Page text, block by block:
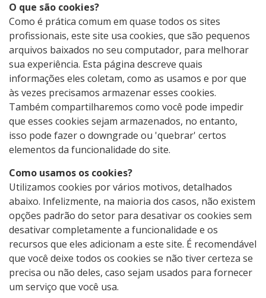
O que são cookies?
Como é prática comum em quase todos os sites
profissionais, este site usa cookies, que são pequenos
arquivos baixados no seu computador, para melhorar
sua experiência. Esta página descreve quais
informações eles coletam, como as usamos e por que
às vezes precisamos armazenar esses cookies.
Também compartilharemos como você pode impedir
que esses cookies sejam armazenados, no entanto,
isso pode fazer o downgrade ou 'quebrar' certos
elementos da funcionalidade do site.
Como usamos os cookies?
Utilizamos cookies por vários motivos, detalhados
abaixo. Infelizmente, na maioria dos casos, não existem
opções padrão do setor para desativar os cookies sem
desativar completamente a funcionalidade e os
recursos que eles adicionam a este site. É recomendável
que você deixe todos os cookies se não tiver certeza se
precisa ou não deles, caso sejam usados ​​para fornecer
um serviço que você usa.